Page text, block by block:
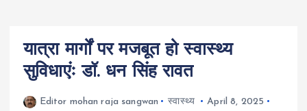
यात्रा मार्गों पर मजबूत हो स्वास्थ्य
सुविधाएंः डॉ. धन सिंह रावत
Editor mohan raja sangwan स्वास्थ्य
April 8, 2025